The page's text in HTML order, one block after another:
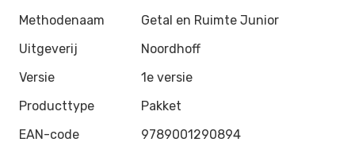
Methodenaam
Getal en Ruimte Junior
Uitgeverij
Noordhoff
Versie
1e versie
Producttype
Pakket
EAN-code
9789001290894